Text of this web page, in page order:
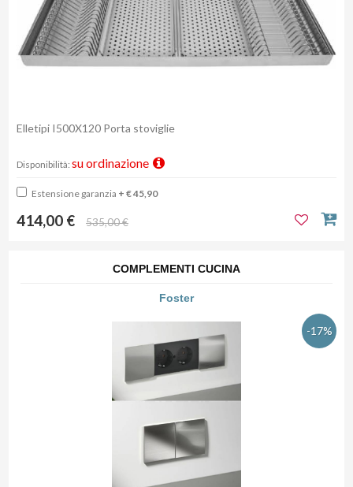
Elletipi I500X120 Porta stoviglie
Disponibilità: su ordinazione
Estensione garanzia + € 45,90
414,00 € 535,00 €
COMPLEMENTI CUCINA
Foster
-17%